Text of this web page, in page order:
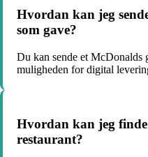
Hvordan kan jeg
som gave?
Du kan sende et McDonalds
muligheden for digital
Hvordan kan jeg
restaurant?